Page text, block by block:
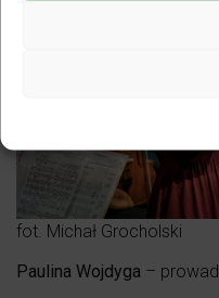
fot. Michał Grocholski
Paulina Wojdyga –